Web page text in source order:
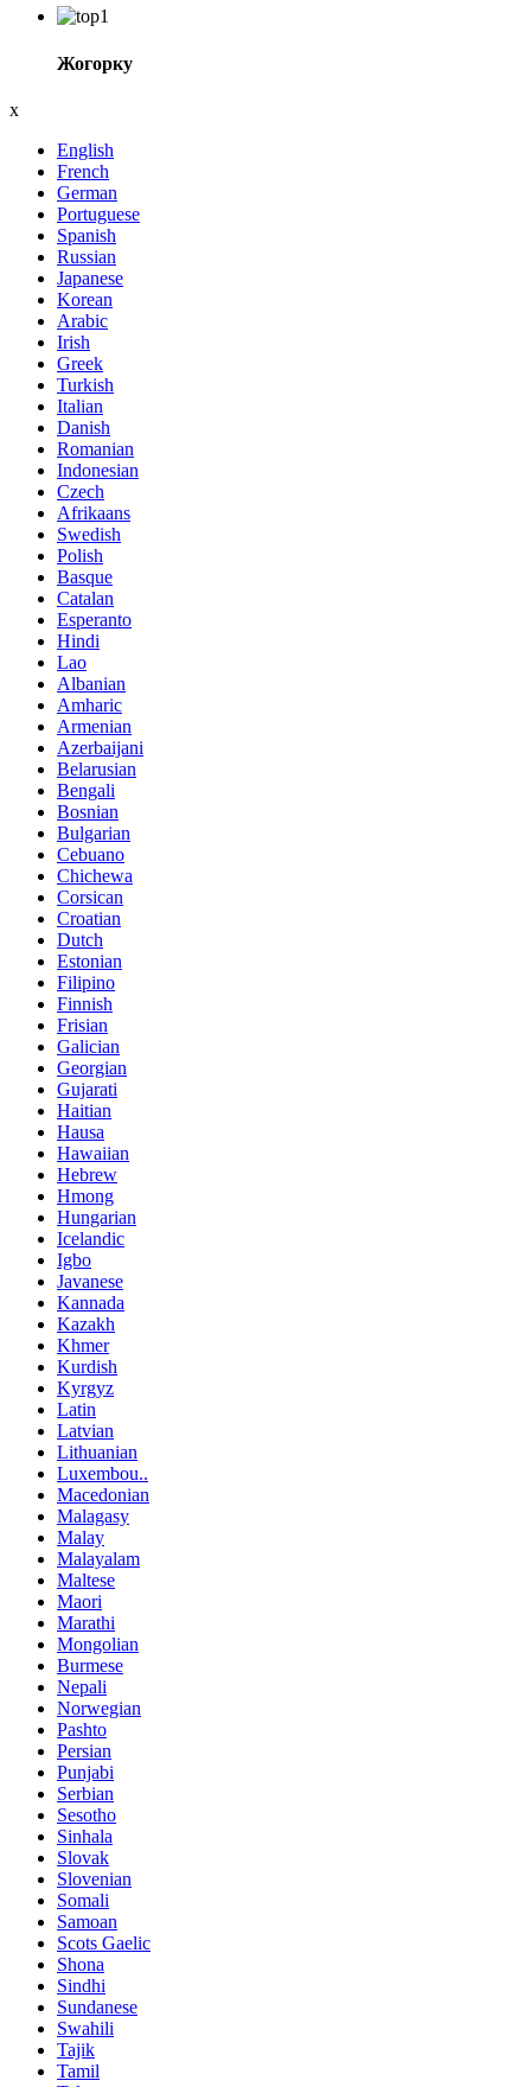
Жогорку
x
English
French
German
Portuguese
Spanish
Russian
Japanese
Korean
Arabic
Irish
Greek
Turkish
Italian
Danish
Romanian
Indonesian
Czech
Afrikaans
Swedish
Polish
Basque
Catalan
Esperanto
Hindi
Lao
Albanian
Amharic
Armenian
Azerbaijani
Belarusian
Bengali
Bosnian
Bulgarian
Cebuano
Chichewa
Corsican
Croatian
Dutch
Estonian
Filipino
Finnish
Frisian
Galician
Georgian
Gujarati
Haitian
Hausa
Hawaiian
Hebrew
Hmong
Hungarian
Icelandic
Igbo
Javanese
Kannada
Kazakh
Khmer
Kurdish
Kyrgyz
Latin
Latvian
Lithuanian
Luxembou..
Macedonian
Malagasy
Malay
Malayalam
Maltese
Maori
Marathi
Mongolian
Burmese
Nepali
Norwegian
Pashto
Persian
Punjabi
Serbian
Sesotho
Sinhala
Slovak
Slovenian
Somali
Samoan
Scots Gaelic
Shona
Sindhi
Sundanese
Swahili
Tajik
Tamil